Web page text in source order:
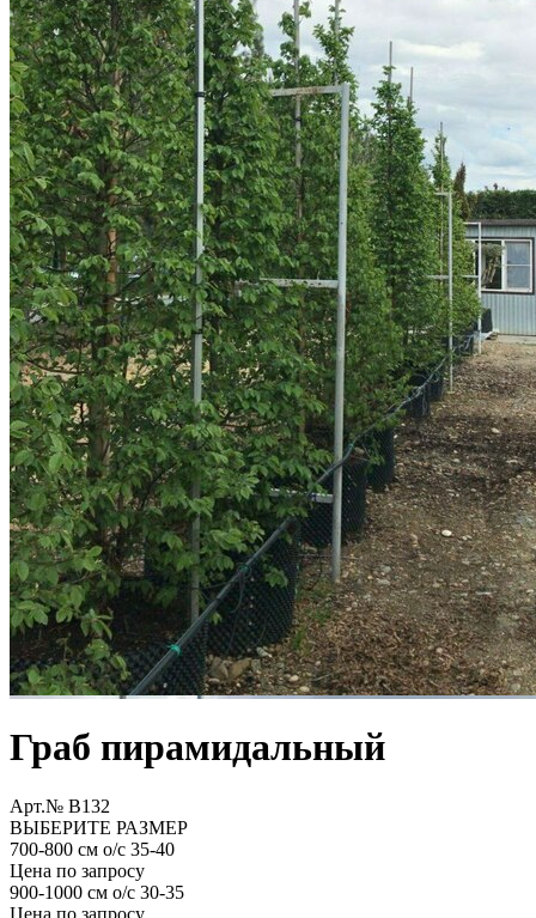
Граб пирамидальный
Арт.№ B132
ВЫБЕРИТЕ РАЗМЕР
700-800 см о/с 35-40
Цена по запросу
900-1000 см о/с 30-35
Цена по запросу